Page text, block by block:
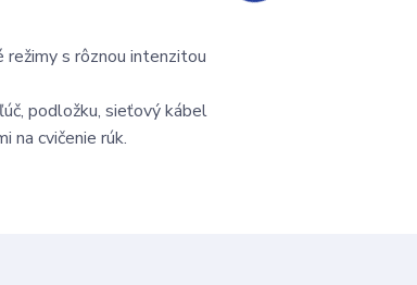
režimy s rôznou intenzitou
podložku, sieťový kábel
na cvičenie rúk.